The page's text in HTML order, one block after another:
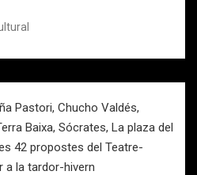
Pastori, Chucho Valdés,
Baixa, Sócrates, La plaza del
42 propostes del Teatre-
a la tardor-hivern